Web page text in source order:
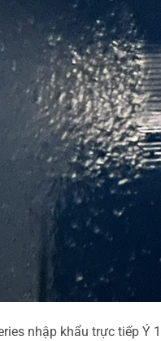
nhập khẩu trực tiếp